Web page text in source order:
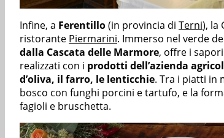
Infine, a Ferentillo(in provincia di Terni), la
ristorante Piermarini. Immerso nel verde
dalla Cascata delle Marmore, offre i
realizzati con i prodotti dell’azienda
d’oliva, il farro, le lenticchie. Tra i piatti in
bosco con funghi porcini e tartufo, e la
fagioli e bruschetta.